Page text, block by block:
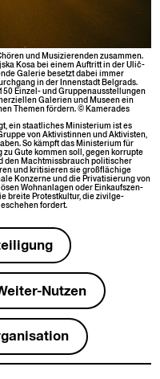
und Musizieren­den zusam­men.
Kosa bei einem Auftritt in der Ulič­
Galerie beset­zt dabei immer
in der Innen­stadt Bel­grads.
Einzel- und Grup­pe­nausstel­lun­gen
Gale­rien und Museen ein
The­men fördern. © Kamerades
ein staatlich­es Min­is­teri­um ist es
von Aktivistin­nen und Aktivis­ten,
So kämpft das Min­is­teri­um für
zu Gute kom­men soll, gegen kor­rupte
den Macht­miss­brauch poli­tis­ch­er
und kri­tisieren sie großflächige
Konz­erne und die Pri­vatisierung von
Wohnan­la­gen oder Einkauf­szen­
bre­ite Protestkul­tur, die zivilge­
fordert.
Nutzen